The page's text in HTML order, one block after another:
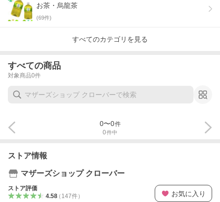
お茶・烏龍茶
(69件)
すべてのカテゴリを見る
すべての商品
対象商品0件
0件中
0〜0件
ストア情報
マザーズショップ クローバー
ストア評価
4.58（ 147件） お気に入り